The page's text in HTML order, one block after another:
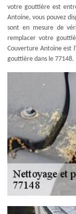
votre gouttière est
Antoine, vous pouvez
sont en mesure de
remplacer votre
Couverture Antoine est
gouttière dans le 77148.